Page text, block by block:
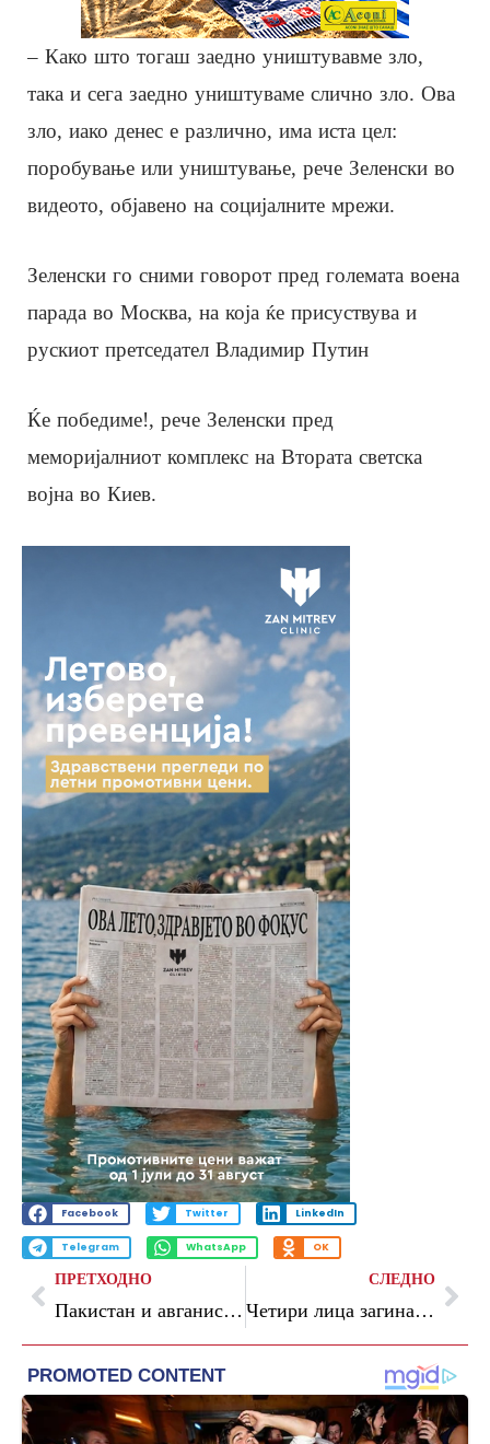
– Како што тогаш заедно уништувавме зло,
така и сега заедно уништуваме слично зло. Ова
зло, иако денес е различно, има иста цел:
поробување или уништување, рече Зеленски во
видеото, објавено на социјалните мрежи.
Зеленски го сними говорот пред големата воена
парада во Москва, на која ќе присуствува и
рускиот претседател Владимир Путин
Ќе победиме!, рече Зеленски пред
меморијалниот комплекс на Втората светска
војна во Киев.
Facebook Twitter LinkedIn
Telegram WhatsApp OK
ПРЕТХОДНО
Пакистан и авганистанските талибанци се договорија да ја зајакнат трговијата и да ги подобрат дипломатските односи
СЛЕДНО
Четири лица загинаа во пожари на Урал